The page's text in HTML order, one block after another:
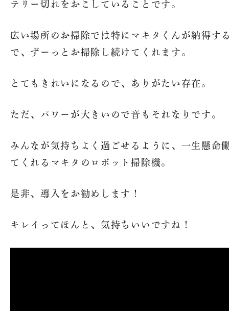
魚沼ってどんなところ？
耕舎
SNS
テリー切れをおこしていることです。
広い場所のお掃除では特にマキタくんが納得す
で、ずーっとお掃除し続けてくれます。
とてもきれいになるので、ありがたい存在。
ただ、パワーが大きいので音もそれなりです。
みんなが気持ちよく過ごせるように、一生懸命
てくれるマキタのロボット掃除機。
是非、導入をお勧めします！
キレイってほんと、気持ちいいですね！